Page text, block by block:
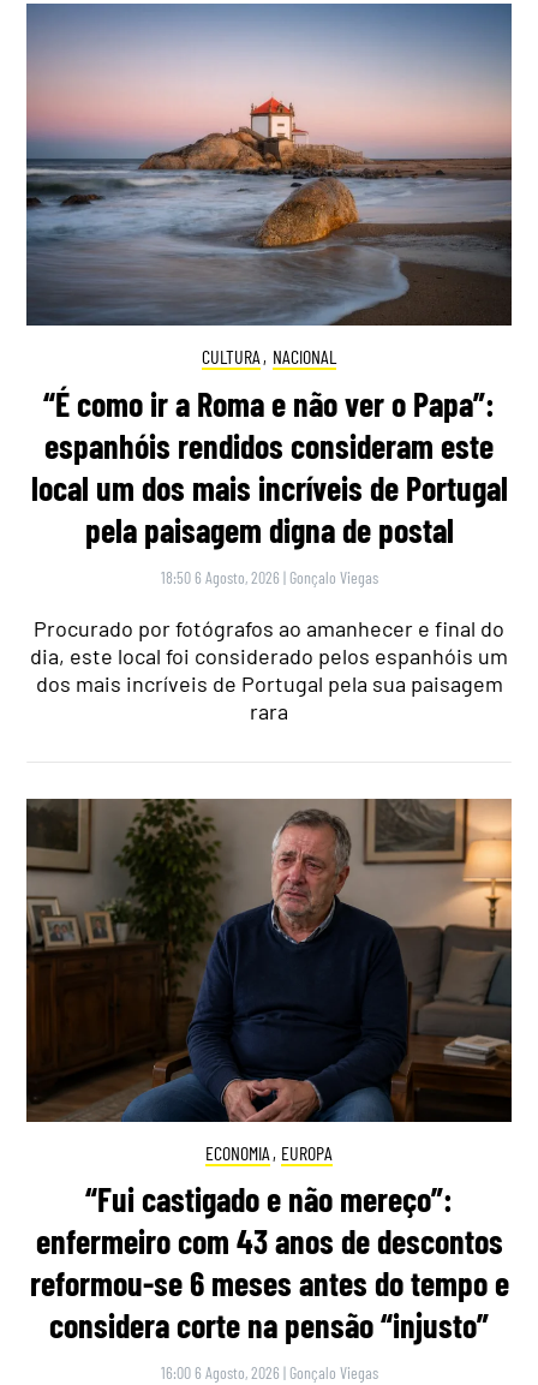
CULTURA , NACIONAL
“É como ir a Roma e não ver o Papa”:
espanhóis rendidos consideram este
local um dos mais incríveis de Portugal
pela paisagem digna de postal
18:50 6 Agosto, 2026 | Gonçalo Viegas
Procurado por fotógrafos ao amanhecer e final do
dia, este local foi considerado pelos espanhóis um
dos mais incríveis de Portugal pela sua paisagem
rara
ECONOMIA , EUROPA
“Fui castigado e não mereço”:
enfermeiro com 43 anos de descontos
reformou-se 6 meses antes do tempo e
considera corte na pensão “injusto”
16:00 6 Agosto, 2026 | Gonçalo Viegas